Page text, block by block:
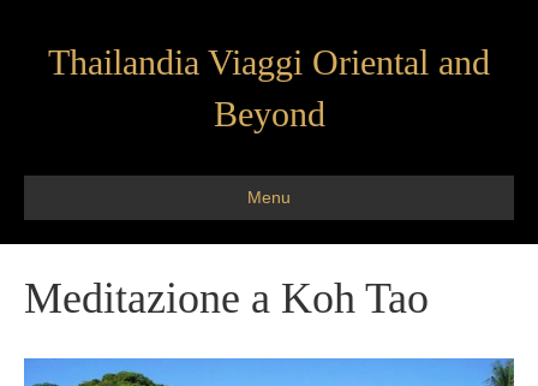
Thailandia Viaggi Oriental and
Beyond
Menu
Meditazione a Koh Tao